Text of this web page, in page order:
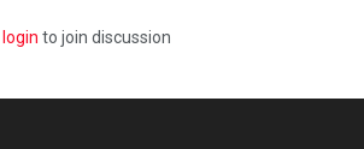
login to join discussion